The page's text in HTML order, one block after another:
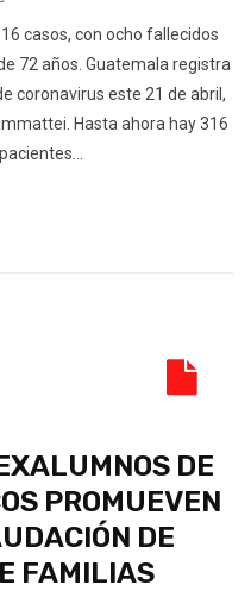
casos, con ocho fallecidos
72 años. Guatemala registra
coronavirus este 21 de abril,
Hasta ahora hay 316
DE
PROMUEVEN
DE
FAMILIAS